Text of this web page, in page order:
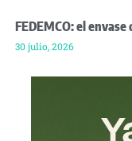
FEDEMCO: el
30 julio, 2026